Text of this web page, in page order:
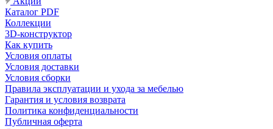
Каталог PDF
Коллекции
3D-конструктор
Как купить
Условия оплаты
Условия доставки
Условия сборки
Правила эксплуатации и ухода за мебелью
Гарантия и условия возврата
Политика конфиденциальности
Публичная оферта